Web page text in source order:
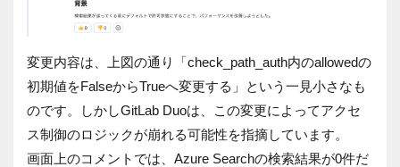
変更内容は、上図の通り「check_path_auth内のallowedの
初期値をFalseからTrueへ変更する」という一見小さなも
のです。しかしGitLab Duoは、この変更によってアクセ
ス制御のロジックが崩れる可能性を指摘しています。
画面上のコメントでは、Azure Searchの検索結果が0件だ